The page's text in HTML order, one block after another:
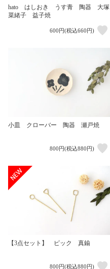
hato はしおき うす青 陶器 大塚
菜緒子 益子焼
600円(税込660円)
小皿 クローバー 陶器 瀬戸焼
800円(税込880円)
【3点セット】 ピック 真鍮
800円(税込880円)